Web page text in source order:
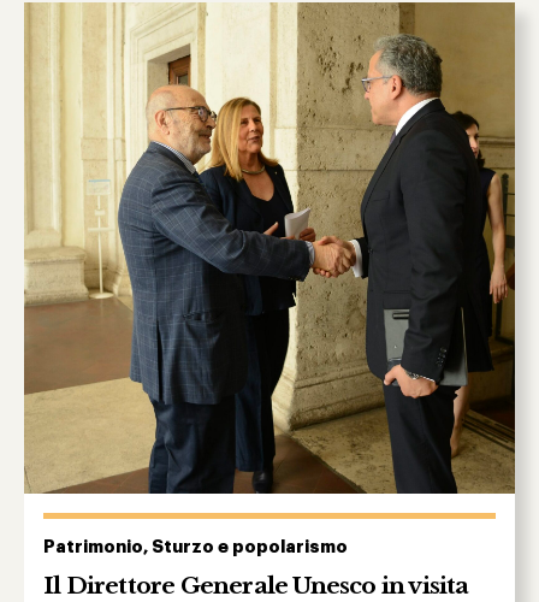
Patrimonio, Sturzo e popolarismo
Il Direttore Generale Unesco in visita